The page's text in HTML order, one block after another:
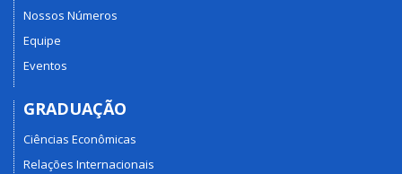
Nossos Números
Equipe
Eventos
GRADUAÇÃO
Ciências Econômicas
Relações Internacionais